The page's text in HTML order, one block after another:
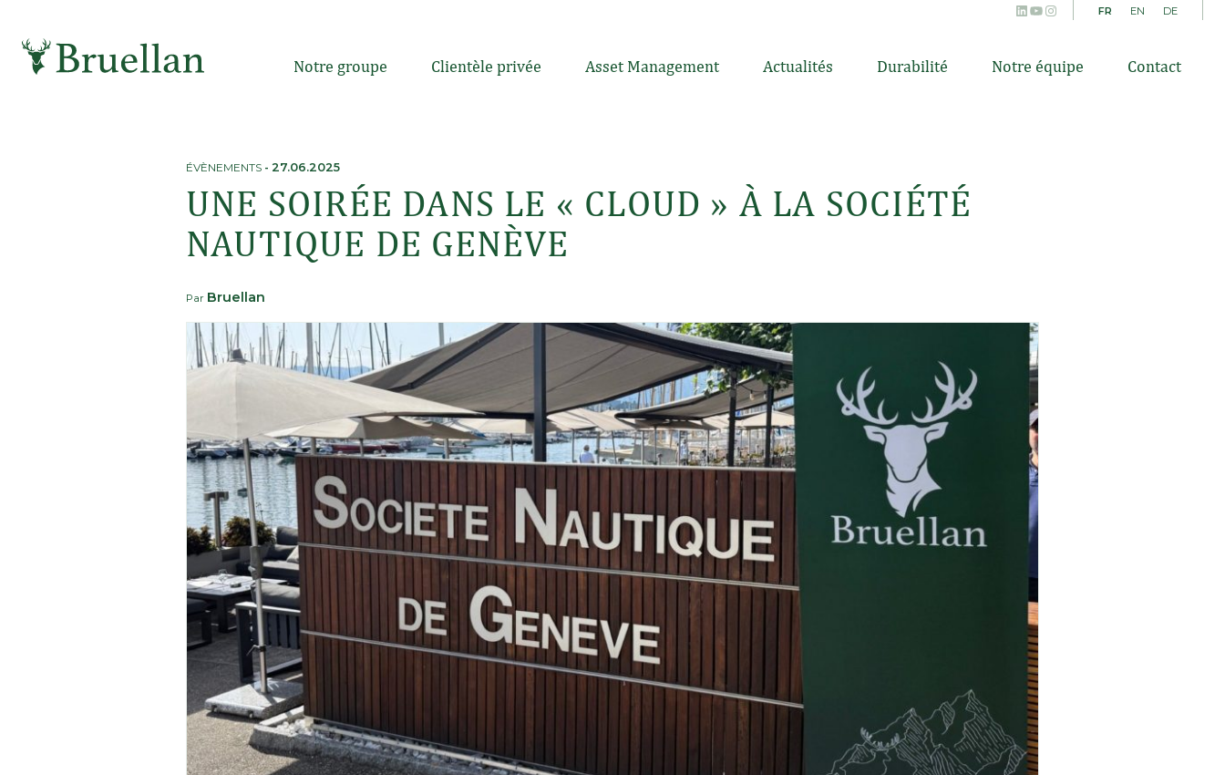
content
LinkedIn
YouTube
Instagram
FR EN DE
Notre groupe Clientèle privée Asset Management Actualités Durabilité Notre équipe Contact
ÉVÈNEMENTS - 27.06.2025
UNE SOIRÉE DANS LE « CLOUD » À LA SOCIÉTÉ
NAUTIQUE DE GENÈVE
Par Bruellan